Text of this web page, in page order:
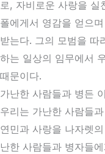
로, 자비로운 사랑을 실
폴에게서 영감을 얻으
받는다. 그의 모범을 따
하는 일상의 임무에서
때문이다.
가난한 사람들과 병든
우리는 가난한 사람들
연민과 사랑을 나자렛
난한 사람들과 병자들